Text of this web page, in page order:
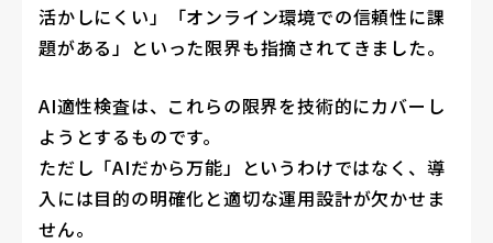
活かしにくい」「オンライン環境での信頼性に課
題がある」といった限界も指摘されてきました。
AI適性検査は、これらの限界を技術的にカバーし
ようとするものです。
ただし「AIだから万能」というわけではなく、導
入には目的の明確化と適切な運用設計が欠かせま
せん。